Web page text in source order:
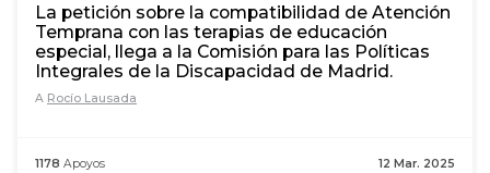
La petición sobre la compatibilidad de Atención
Temprana con las terapias de educación
especial, llega a la Comisión para las Políticas
Integrales de la Discapacidad de Madrid.
A Rocío Lausada
12 Mar. 2025
1178 Apoyos